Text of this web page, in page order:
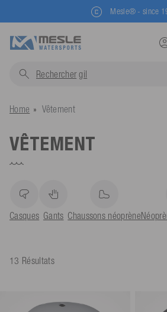
Mesle® - since
Rechercher gilets...
Home Vêtement
VÊTEMENT
Casques Gants Chaussons néoprène
13 Résultats